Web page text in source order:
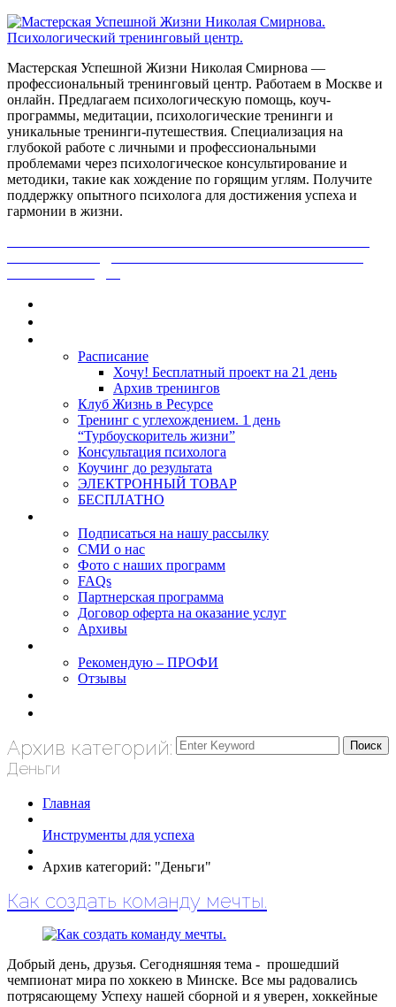
Мастерская Успешной Жизни Николая Смирнова —
профессиональный тренинговый центр. Работаем в Москве и
онлайн. Предлагаем психологическую помощь, коуч-
программы, медитации, психологические тренинги и
уникальные тренинги-путешествия. Специализация на
глубокой работе с личными и профессиональными
проблемами через психологическое консультирование и
методики, такие как хождение по горящим углям. Получите
поддержку опытного психолога для достижения успеха и
гармонии в жизни.
Расписание
Хочу! Бесплатный проект на 21 день
Архив тренингов
Клуб Жизнь в Ресурсе
Тренинг с углехождением. 1 день
“Турбоускоритель жизни”
Консультация психолога
Коучинг до результата
ЭЛЕКТРОННЫЙ ТОВАР
БЕСПЛАТНО
Подписаться на нашу рассылку
СМИ о нас
Фото с наших программ
FAQs
Партнерская программа
Договор оферта на оказание услуг
Архивы
Рекомендую – ПРОФИ
Отзывы
Архив категорий:
Деньги
Главная
Инструменты для успеха
Архив категорий: "Деньги"
Как создать команду мечты.
Добрый день, друзья. Сегодняшняя тема - прошедший
чемпионат мира по хоккею в Минске. Все мы радовались
потрясающему Успеху нашей сборной и я уверен, хоккейные